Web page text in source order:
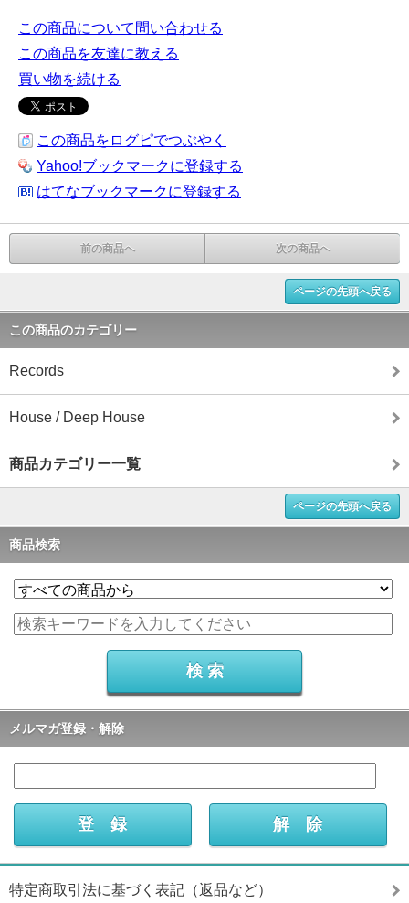
この商品について問い合わせる
この商品を友達に教える
買い物を続ける
この商品をログピでつぶやく
Yahoo!ブックマークに登録する
はてなブックマークに登録する
前の商品へ 次の商品へ
ページの先頭へ戻る
この商品のカテゴリー
Records
House / Deep House
商品カテゴリー一覧
ページの先頭へ戻る
商品検索
メルマガ登録・解除
特定商取引法に基づく表記（返品など）